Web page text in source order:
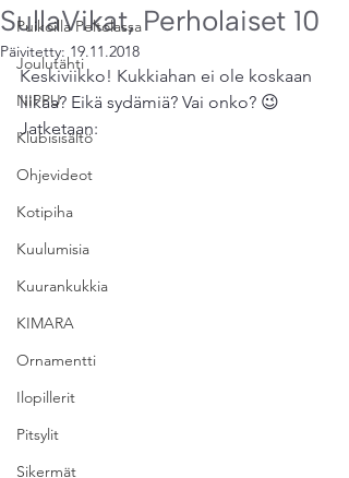
Puikoilla Peltolassa
Joulutähti
NIPPU
Klubisisältö
Ohjevideot
Kotipiha
Kuulumisia
Kuurankukkia
KIMARA
Ornamentti
Ilopillerit
Pitsylit
Sikermät
SullaVikat, Perholaiset 10
Päivitetty: 19.11.2018
Keskiviikko! Kukkiahan ei ole koskaan
liikaa? Eikä sydämiä? Vai onko? 😉
Jatketaan: